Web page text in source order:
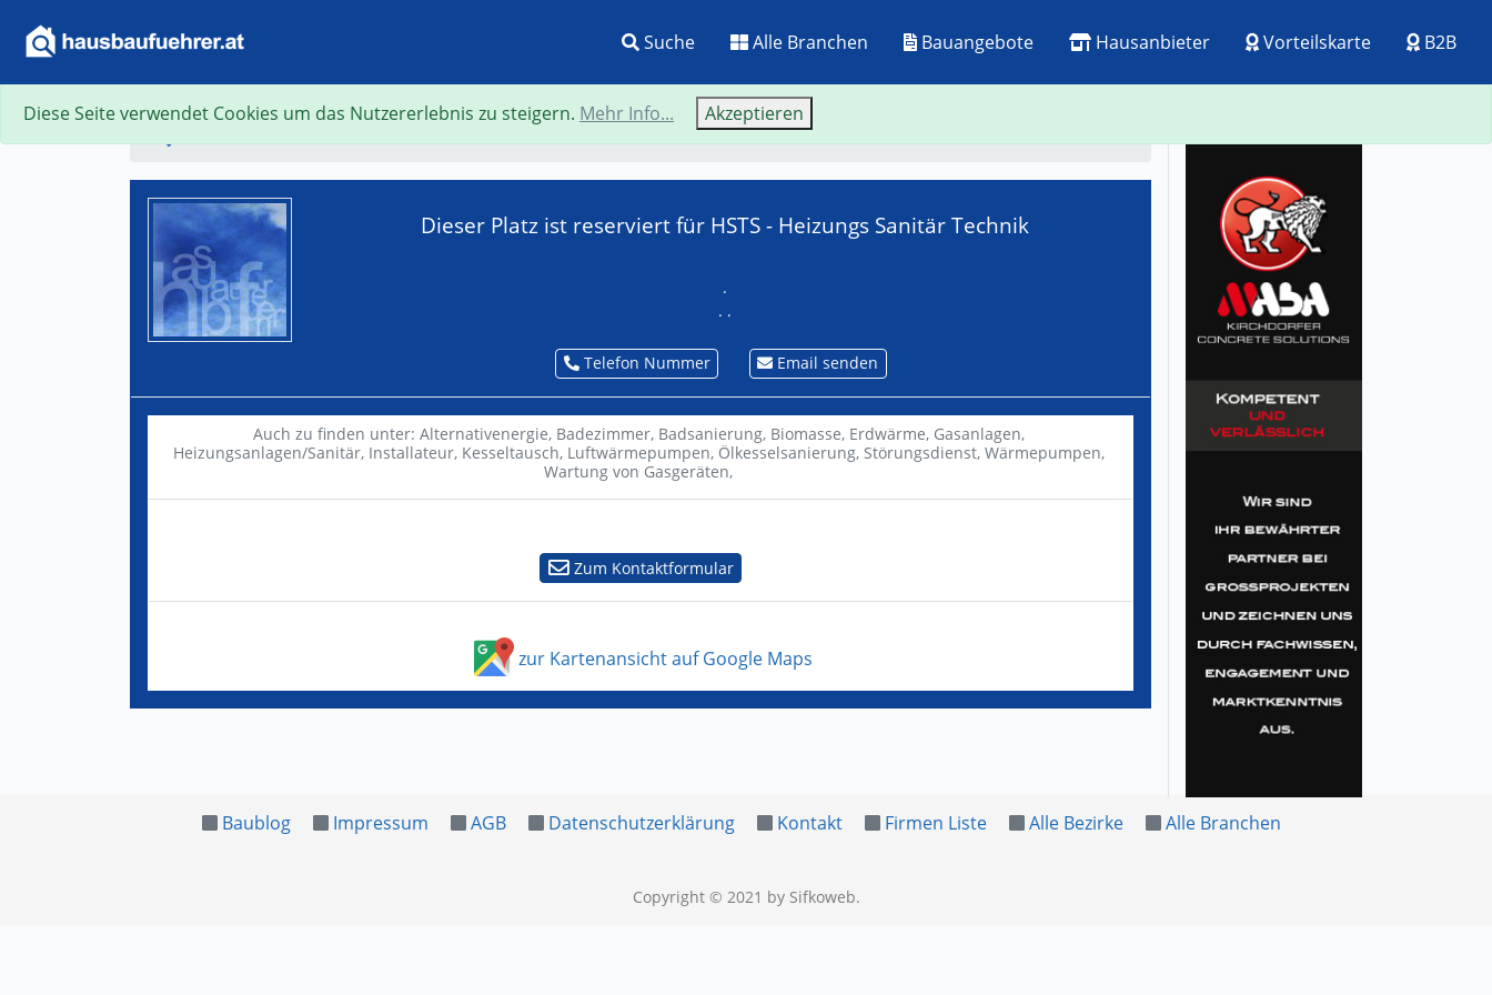
Suche Alle Branchen Bauangebote Hausanbieter Vorteilskarte B2B
Dieser Platz ist reserviert für HSTS - Heizungs Sanitär Technik
.
. .
Telefon Nummer Email senden
Auch zu finden unter: Alternativenergie, Badezimmer, Badsanierung, Biomasse, Erdwärme, Gasanlagen,
Heizungsanlagen/Sanitär, Installateur, Kesseltausch, Luftwärmepumpen, Ölkesselsanierung, Störungsdienst, Wärmepumpen,
Wartung von Gasgeräten,
Zum Kontaktformular
zur Kartenansicht auf Google Maps
Baublog Impressum AGB Datenschutzerklärung Kontakt Firmen Liste Alle Bezirke Alle Branchen
Copyright © 2021 by Sifkoweb.
Diese Seite verwendet Cookies um das Nutzererlebnis zu steigern. Mehr Info... Akzeptieren